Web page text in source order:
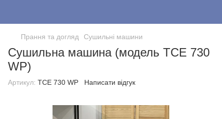
Прання та догляд Cушильні машини
Сушильна машина (модель TCE 730
WP)
Артикул: TCE 730 WP Написати відгук